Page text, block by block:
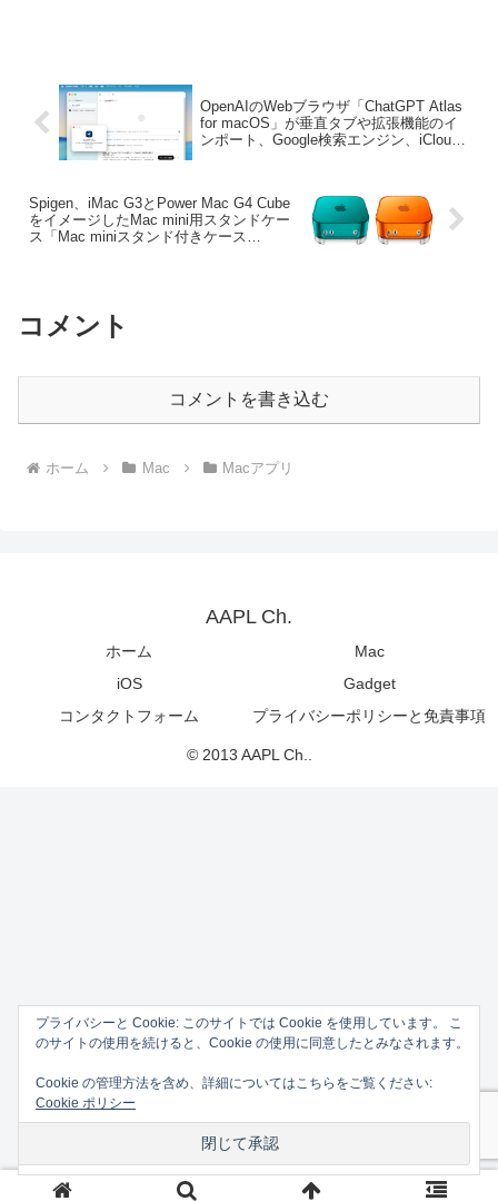
OpenAIのWebブラウザ「ChatGPT Atlas
for macOS」が垂直タブや拡張機能のイ
ンポート、Google検索エンジン、iCloud
Spigen、iMac G3とPower Mac G4 Cube
をイメージしたMac mini用スタンドケー
ス「Mac miniスタンド付きケース
コメント
コメントを書き込む
ホーム Mac Macアプリ
AAPL Ch.
ホーム
Mac
iOS
Gadget
コンタクトフォーム
プライバシーポリシーと免責事項
© 2013 AAPL Ch..
プライバシーと Cookie: このサイトでは Cookie を使用しています。 こ
のサイトの使用を続けると、Cookie の使用に同意したとみなされます。
Cookie の管理方法を含め、詳細についてはこちらをご覧ください:
Cookie ポリシー